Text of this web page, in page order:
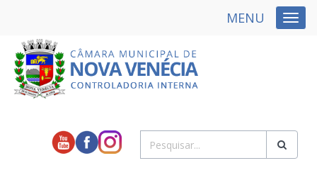
MENU